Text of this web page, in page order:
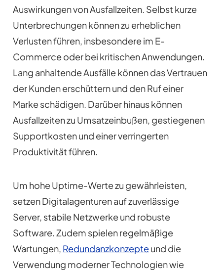
Auswirkungen von Ausfallzeiten. Selbst kurze
Unterbrechungen können zu erheblichen
Verlusten führen, insbesondere im E-
Commerce oder bei kritischen Anwendungen.
Lang anhaltende Ausfälle können das Vertrauen
der Kunden erschüttern und den Ruf einer
Marke schädigen. Darüber hinaus können
Ausfallzeiten zu Umsatzeinbußen, gestiegenen
Supportkosten und einer verringerten
Produktivität führen.
Um hohe Uptime-Werte zu gewährleisten,
setzen Digitalagenturen auf zuverlässige
Server, stabile Netzwerke und robuste
Software. Zudem spielen regelmäßige
Wartungen, Redundanzkonzepteund die
Verwendung moderner Technologien wie